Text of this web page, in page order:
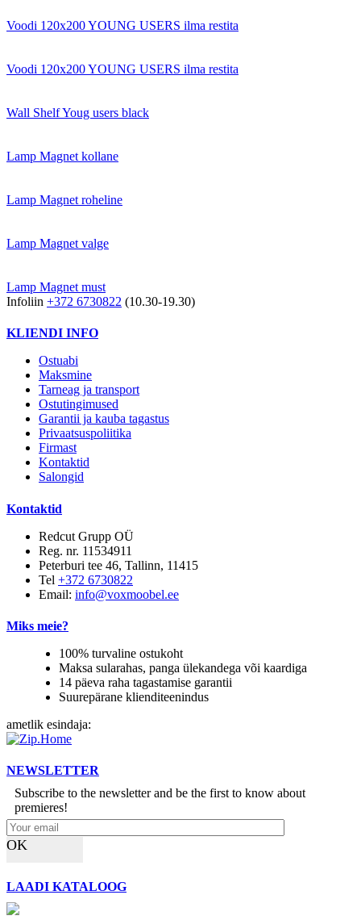
Voodi 120x200 YOUNG USERS ilma restita
Voodi 120x200 YOUNG USERS ilma restita
Wall Shelf Youg users black
Lamp Magnet kollane
Lamp Magnet roheline
Lamp Magnet valge
Lamp Magnet must
Infoliin +372 6730822 (10.30-19.30)
KLIENDI INFO
Ostuabi
Maksmine
Tarneag ja transport
Ostutingimused
Garantii ja kauba tagastus
Privaatsuspoliitika
Firmast
Kontaktid
Salongid
Kontaktid
Redcut Grupp OÜ
Reg. nr. 11534911
Peterburi tee 46, Tallinn, 11415
Tel +372 6730822
Email: info@voxmoobel.ee
Miks meie?
100% turvaline ostukoht
Maksa sularahas, panga ülekandega või kaardiga
14 päeva raha tagastamise garantii
Suurepärane klienditeenindus
ametlik esindaja:
NEWSLETTER
Subscribe to the newsletter and be the first to know about
premieres!
OK
LAADI KATALOOG